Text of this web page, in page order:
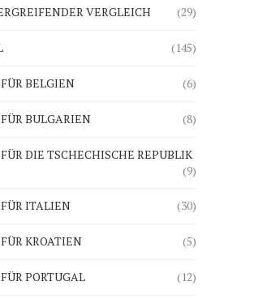
VERGLEICH (29)
(145)
BELGIEN (6)
BULGARIEN (8)
DIE TSCHECHISCHE REPUBLIK
(9)
ITALIEN (30)
KROATIEN (5)
PORTUGAL (12)